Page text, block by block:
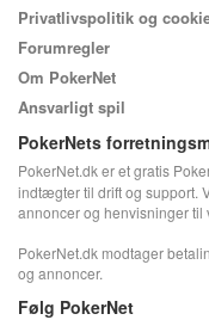
Privatlivspolitik og
Forumregler
Om PokerNet
Ansvarligt spil
PokerNets
PokerNet.dk er et gratis
indtægter til drift og support.
annoncer og henvisninger til
PokerNet.dk modtager
og annoncer.
Følg PokerNet